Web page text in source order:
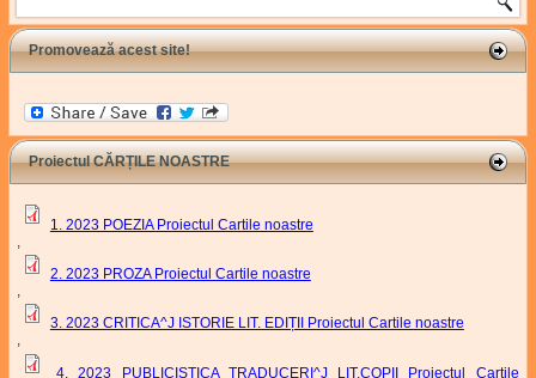
Promovează acest site!
Proiectul CĂRȚILE NOASTRE
1. 2023 POEZIA Proiectul Cartile noastre
2. 2023 PROZA Proiectul Cartile noastre
,
3. 2023 CRITICA^J ISTORIE LIT. EDIȚII Proiectul Cartile noastre
,
4. 2023 PUBLICISTICA TRADUCERI^J LIT.COPII Proiectul Cartile